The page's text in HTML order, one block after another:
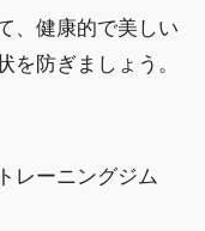
、健康的で美しい
を防ぎましょう。
レーニングジム